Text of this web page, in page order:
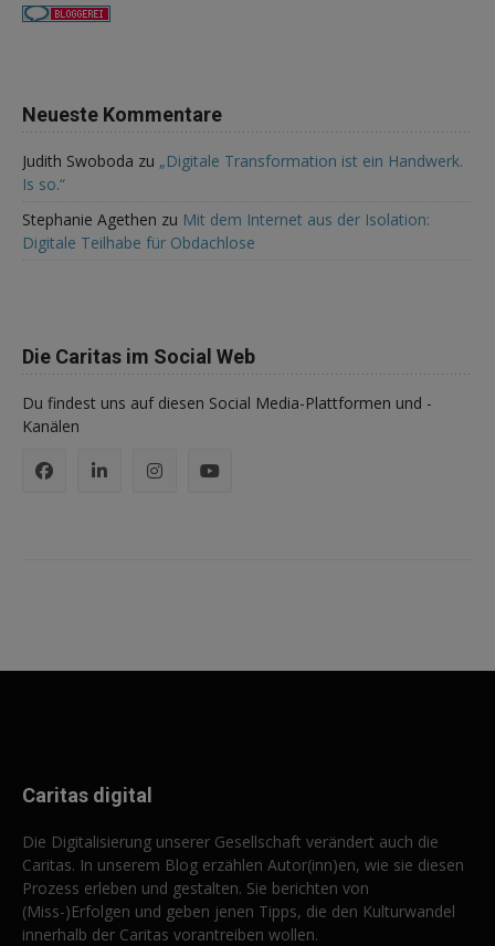
Neueste Kommentare
Judith Swoboda zu „Digitale Transformation ist ein Handwerk.
Is so.“
Stephanie Agethen zu Mit dem Internet aus der Isolation:
Digitale Teilhabe für Obdachlose
Die Caritas im Social Web
Du findest uns auf diesen Social Media-Plattformen und -
Kanälen
Caritas digital
Die Digitalisierung unserer Gesellschaft verändert auch die
Caritas. In unserem Blog erzählen Autor(inn)en, wie sie diesen
Prozess erleben und gestalten. Sie berichten von
(Miss-)Erfolgen und geben jenen Tipps, die den Kulturwandel
innerhalb der Caritas vorantreiben wollen.